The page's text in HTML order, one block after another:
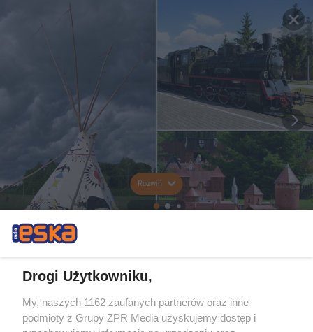
Rozwiń
Drogi Użytkowniku,
My, naszych 1162 zaufanych partnerów oraz inne
podmioty z Grupy ZPR Media uzyskujemy dostęp i